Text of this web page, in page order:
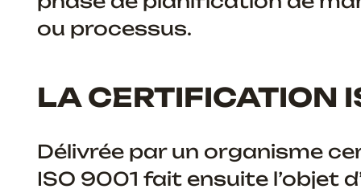
ou processus.
LA CERTIFICATION
Délivrée par un organisme
ISO 9001 fait ensuite l’objet